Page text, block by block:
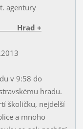
agentury
Hrad +
12.12.2013
v 9:58 do
hradu.
školičku, nejdelší
a mnoho